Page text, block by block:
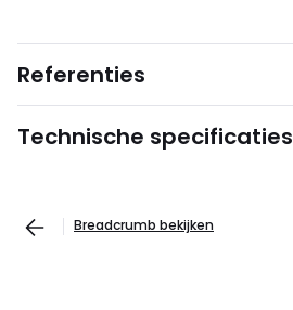
Referenties
Technische specificaties
Breadcrumb bekijken